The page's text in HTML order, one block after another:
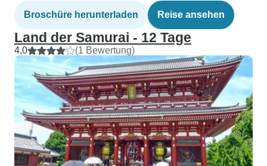
Broschüre herunterladen Reise ansehen
Land der Samurai - 12 Tage
4,0 (1 Bewertung)